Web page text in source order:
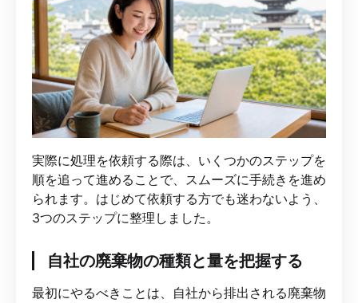
実際に処理を依頼する際は、いくつかのステップを
順を追って進めることで、スムーズに手続きを進め
られます。はじめて依頼する方でも迷わないよう、
3つのステップに整理しました。
自社の廃棄物の種類と量を把握する
最初にやるべきことは、自社から排出される廃棄物